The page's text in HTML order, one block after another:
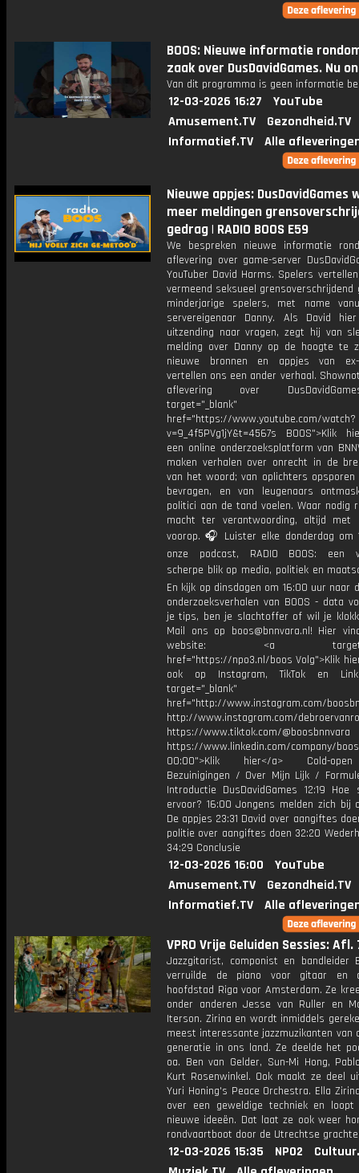
BOOS: Nieuwe informatie
zaak over DusDavidGames. Nu
Van dit programma is geen informatie
12-03-2026 16:27
YouTube
Amusement.TV
Gezondheid.TV
Informatief.TV
Alle
Nieuwe appjes: DusDavidGames
meer meldingen
gedrag | RADIO BOOS E59
We bespreken nieuwe informatie
aflevering over game-server
YouTuber David Harms. Spelers
vermeend seksueel grensoverschrijdend
minderjarige spelers, met name
servereigenaar Danny. Als David
uitzending naar vragen, zegt hij van
melding over Danny op de hoogte te
nieuwe bronnen en appjes van ex-
vertellen ons een ander verhaal.
aflevering over
target="_blank"
href="https://www.youtube.com/watch?
v=9_4f5PVg1jY&t=4567s BOOS">Klik
een online onderzoeksplatform van
maken verhalen over onrecht in de
van het woord; van oplichters opsporen
bevragen, en van leugenaars
politici aan de tand voelen. Waar nodig
macht ter verantwoording, altijd met
voorop. 🎧 Luister elke donderdag om
onze podcast, RADIO BOOS: een
scherpe blik op media, politiek en
En kijk op dinsdagen om 16:00 uur naar
onderzoeksverhalen van BOOS - data
je tips, ben je slachtoffer of wil je
Mail ons op boos@bnnvara.nl! Hier
website: <a
href="https://npo3.nl/boos Volg">Klik
ook op Instagram, TikTok en
target="_blank"
href="http://www.instagram.com/
http://www.instagram.com/
https://www.tiktok.com/@boosbnnvara
https://www.linkedin.com/company/
00:00">Klik hier</a> Cold-
Bezuinigingen / Over Mijn Lijk /
Introductie DusDavidGames 12:19
ervoor? 16:00 Jongens melden zich bij
De appjes 23:31 David over aangiftes
politie over aangiftes doen 32:20
34:29 Conclusie
12-03-2026 16:00
YouTube
Amusement.TV
Gezondheid.TV
Informatief.TV
Alle
VPRO Vrije Geluiden Sessies: Afl.
Jazzgitarist, componist en bandleider
verruilde de piano voor gitaar en
hoofdstad Riga voor Amsterdam. Ze
onder anderen Jesse van Ruller en
Iterson. Zirina en wordt inmiddels
meest interessante jazzmuzikanten van
generatie in ons land. Ze deelde het
oa. Ben van Gelder, Sun-Mi Hong,
Kurt Rosenwinkel. Ook maakt ze deel
Yuri Honing's Peace Orchestra. Ella
over een geweldige techniek en
nieuwe ideeën. Dat laat ze ook weer
rondvaartboot door de Utrechtse
12-03-2026 15:35 NPO2